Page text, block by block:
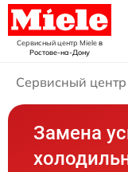
Сервисный центр Mieleв
Ростове-на-Дону
Сервисный
Замена